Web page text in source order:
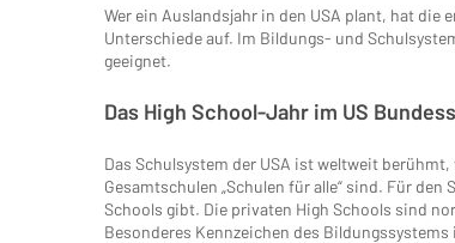
Wer ein Auslandsjahr in den USA plant, hat die
Unterschiede auf. Im Bildungs- und
geeignet.
Das High School-Jahr im US
Das Schulsystem der USA ist weltweit
Gesamtschulen „Schulen für alle“ sind. Für
Schools gibt. Die privaten High Schools sind
Besonderes Kennzeichen des